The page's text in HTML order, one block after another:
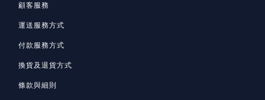
顧客服務
運送服務方式
付款服務方式
換貨及退貨方式
條款與細則